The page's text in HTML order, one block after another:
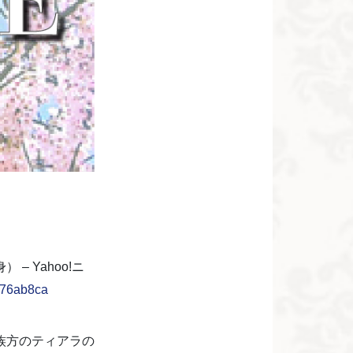
） – Yahoo!ニ
方のティアラの